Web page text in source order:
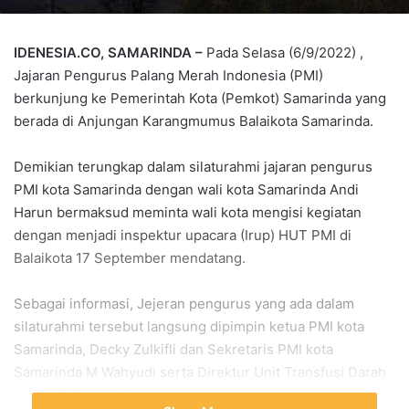
IDENESIA.CO, SAMARINDA – Pada Selasa (6/9/2022) ,
Jajaran Pengurus Palang Merah Indonesia (PMI)
berkunjung ke Pemerintah Kota (Pemkot) Samarinda yang
berada di Anjungan Karangmumus Balaikota Samarinda.
Demikian terungkap dalam silaturahmi jajaran pengurus
PMI kota Samarinda dengan wali kota Samarinda Andi
Harun bermaksud meminta wali kota mengisi kegiatan
dengan menjadi inspektur upacara (Irup) HUT PMI di
Balaikota 17 September mendatang.
Sebagai informasi, Jejeran pengurus yang ada dalam
silaturahmi tersebut langsung dipimpin ketua PMI kota
Samarinda, Decky Zulkifli dan Sekretaris PMI kota
Samarinda M Wahyudi serta Direktur Unit Transfusi Darah
(UTD) PMI H Dierham.